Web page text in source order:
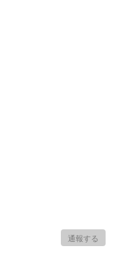
通報する